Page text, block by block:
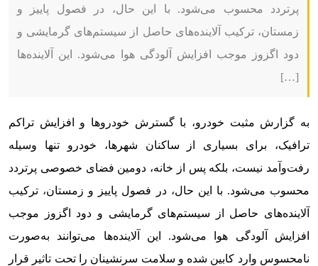
پرتردد محسوب می‌شود. با این حال، در فصول پاییز و
زمستان، ترکیب آلاینده‌های حاصل از سیستم‌های گرمایشی و
دود اگزوز موجب افزایش آلودگی هوا می‌شود. این آلاینده‌ها
[…]
به گزارش مثبت خودرو، با گسترش خودروها و افزایش تراکم
ترافیک، برای بسیاری از ساکنان شهرها، خودرو تنها وسیله
رفت‌وآمد نیست، بلکه پس از خانه، دومین فضای خصوصی پرتردد
محسوب می‌شود. با این حال، در فصول پاییز و زمستان، ترکیب
آلاینده‌های حاصل از سیستم‌های گرمایشی و دود اگزوز موجب
افزایش آلودگی هوا می‌شود. این آلاینده‌ها می‌توانند به‌صورت
نامحسوس وارد کابین شده و سلامت سرنشینان را تحت تاثیر قرار